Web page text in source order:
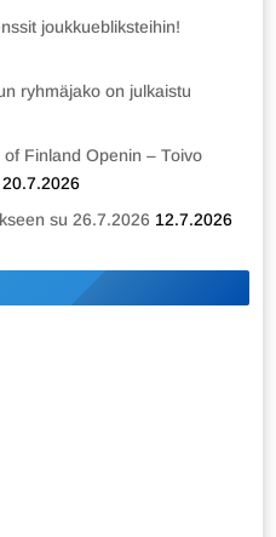
joukkuebliksteihin!
ryhmäjako on julkaistu
Finland Openin – Toivo
20.7.2026
su 26.7.2026 12.7.2026